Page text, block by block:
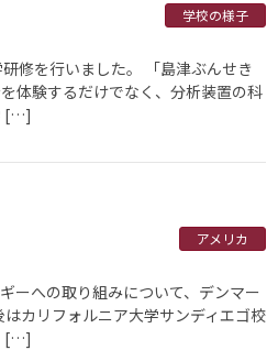
学校の様子
修を行いました。 「島津ぶんせき
体験するだけでなく、分析装置の科
[…]
アメリカ
ーへの取り組みについて、デンマー
カリフォルニア大学サンディエゴ校
[…]